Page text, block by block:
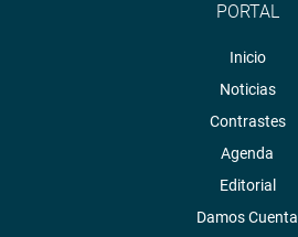
PORTAL
Inicio
Noticias
Contrastes
Agenda
Editorial
Damos Cuenta